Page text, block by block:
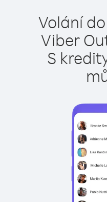
Volání
Viber
S